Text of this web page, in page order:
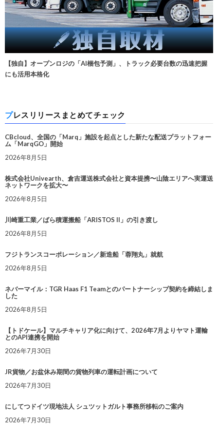
【独自】オープンロジの「AI梱包予測」、トラック必要台数の迅速把握
にも活用本格化
プレスリリースまとめてチェック
CBcloud、全国の「Marq」施設を起点とした新たな配送プラットフォー
ム「MarqGO」開始
2026年8月5日
株式会社Univearth、倉吉運送株式会社と資本提携〜山陰エリアへ実運送
ネットワークを拡大〜
2026年8月5日
川崎重工業／ばら積運搬船「ARISTOS II」の引き渡し
2026年8月5日
フジトランスコーポレーション／新造船「蓉翔丸」就航
2026年8月5日
ネバーマイル：TGR Haas F1 Teamとのパートナーシップ契約を締結しま
した
2026年8月5日
【トドケール】マルチキャリア化に向けて、2026年7月よりヤマト運輸
とのAPI連携を開始
2026年7月30日
JR貨物／お盆休み期間の貨物列車の運転計画について
2026年7月30日
にしてつドイツ現地法人 シュツットガルト事務所移転のご案内
2026年7月30日